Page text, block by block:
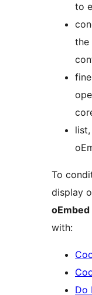
to
the
To
display
with:
Do